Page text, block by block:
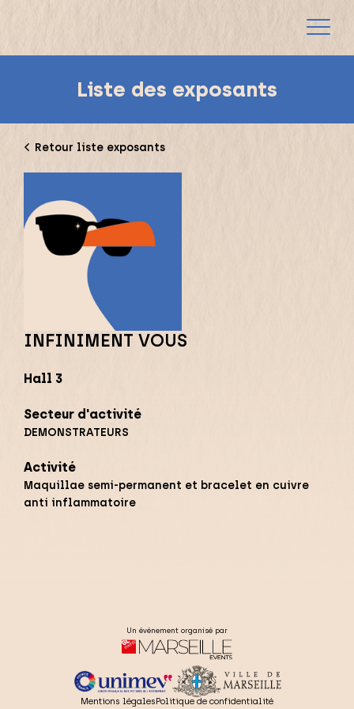
Liste des exposants
Retour liste exposants
INFINIMENT VOUS
Hall 3
Secteur d'activité
DEMONSTRATEURS
Activité
Maquillae semi-permanent et bracelet en cuivre
anti inflammatoire
Un événement organisé par
Mentions légalesPolitique de confidentialité